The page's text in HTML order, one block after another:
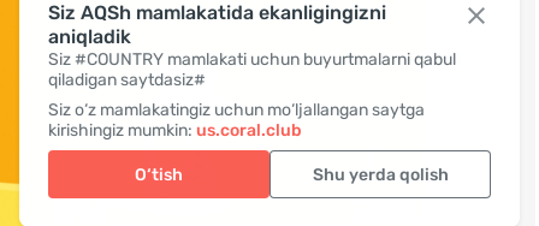
Siz AQSh mamlakatida ekanligingizni
aniqladik
Siz #COUNTRY mamlakati uchun buyurtmalarni qabul
qiladigan saytdasiz#
Siz o‘z mamlakatingiz uchun mo‘ljallangan saytga
kirishingiz mumkin: us.coral.club
O‘tish Shu yerda qolish